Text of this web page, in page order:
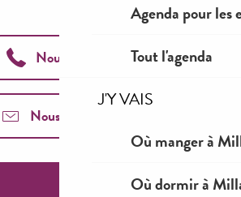
Agenda pour les
Tout l'agenda
J'Y VAIS
Où manger à
Où dormir à
Nous appeler
Nous contacter